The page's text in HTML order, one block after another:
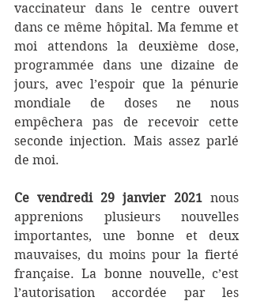
vaccinateur dans le centre ouvert
dans ce même hôpital. Ma femme et
moi attendons la deuxième dose,
programmée dans une dizaine de
jours, avec l’espoir que la pénurie
mondiale de doses ne nous
empêchera pas de recevoir cette
seconde injection. Mais assez parlé
de moi.
Ce vendredi 29 janvier 2021 nous
apprenions plusieurs nouvelles
importantes, une bonne et deux
mauvaises, du moins pour la fierté
française. La bonne nouvelle, c’est
l’autorisation accordée par les